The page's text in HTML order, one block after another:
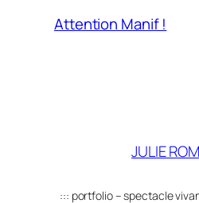
Attention Manif !
JULIE
::: portfolio – spectacle